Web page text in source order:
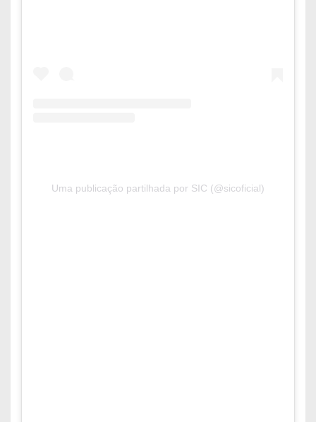
Uma publicação partilhada por SIC (@sicoficial)